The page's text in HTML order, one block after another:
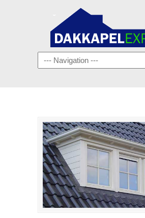
Navigation